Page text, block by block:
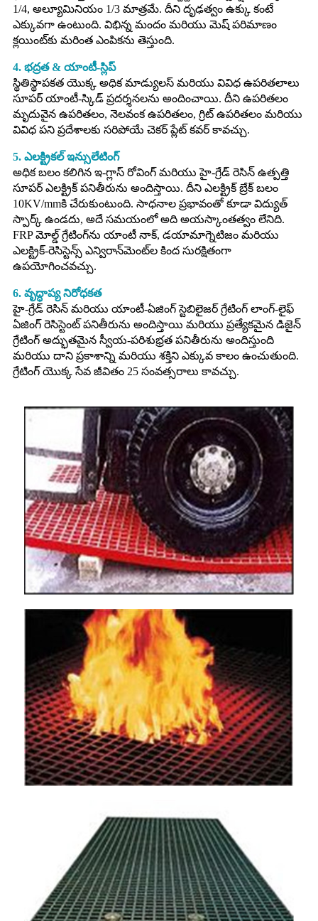
1/4, అల్యూమినియం 1/3 మాత్రమే. దీని దృఢత్వం ఉక్కు కంటే
ఎక్కువగా ఉంటుంది. విభిన్న మందం మరియు మెష్ పరిమాణం
క్లయింట్‌కు మరింత ఎంపికను తెస్తుంది.
4. భద్రత & యాంటీ-స్లిప్
స్థితిస్థాపకత యొక్క అధిక మాడ్యులస్ మరియు వివిధ ఉపరితలాలు
సూపర్ యాంటీ-స్కిడ్ ప్రదర్శనలను అందించాయి. దీని ఉపరితలం
మృదువైన ఉపరితలం, నెలవంక ఉపరితలం, గ్రిట్ ఉపరితలం మరియు
వివిధ పని ప్రదేశాలకు సరిపోయే చెకర్ ప్లేట్ కవర్ కావచ్చు.
5. ఎలక్ట్రికల్ ఇన్సులేటింగ్
అధిక బలం కలిగిన ఇ-గ్లాస్ రోవింగ్ మరియు హై-గ్రేడ్ రెసిన్ ఉత్పత్తి
సూపర్ ఎలక్ట్రిక్ పనితీరును అందిస్తాయి. దీని ఎలక్ట్రిక్ బ్రేక్ బలం
10KV/mmకి చేరుకుంటుంది. సాధనాల ప్రభావంతో కూడా విద్యుత్
స్పార్క్ ఉండదు, అదే సమయంలో అది అయస్కాంతత్వం లేనిది.
FRP మోల్డ్ గ్రేటింగ్‌ను యాంటీ నాక్, డయామాగ్నెటిజం మరియు
ఎలక్ట్రిక్-రెసిస్టెన్స్ ఎన్విరాన్‌మెంట్‌ల కింద సురక్షితంగా
ఉపయోగించవచ్చు.
6. వృద్ధాప్య నిరోధకత
హై-గ్రేడ్ రెసిన్ మరియు యాంటీ-ఏజింగ్ స్టెబిలైజర్ గ్రేటింగ్ లాంగ్-లైఫ్
ఏజింగ్ రెసిస్టెంట్ పనితీరును అందిస్తాయి మరియు ప్రత్యేకమైన డిజైన్
గ్రేటింగ్ అద్భుతమైన స్వీయ-పరిశుభ్రత పనితీరును అందిస్తుంది
మరియు దాని ప్రకాశాన్ని మరియు శక్తిని ఎక్కువ కాలం ఉంచుతుంది.
గ్రేటింగ్ యొక్క సేవ జీవితం 25 సంవత్సరాలు కావచ్చు.